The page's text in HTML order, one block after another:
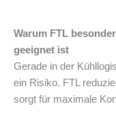
Warum FTL
geeignet ist
Gerade in der
ein Risiko. FTL
sorgt für maximale